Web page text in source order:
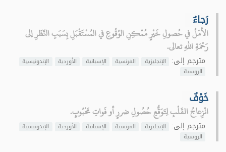
رَجاءٌ
الأَمَلُ في حُصولِ خَيْرٍ مُمْكِنِ الوُقُوعِ في المُسْتَقْبَلِ بِسَبَبِ النَّظَرِ إلى
رَحْمَةِ اللهِ تعالى.
مترجم إلى: الإنجليزية الفرنسية الإسبانية الأوردية
الإندونيسية
الروسية
خَوْفٌ
انْزِعاجُ القَلْبِ لِتَوَقُّعِ حُصُولِ ضررٍ أو فَواتِ مَحْبُوبٍ.
مترجم إلى: الإنجليزية الفرنسية الإسبانية الأوردية
الإندونيسية
الروسية